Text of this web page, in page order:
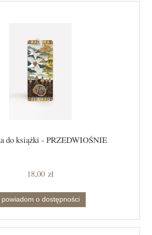
do książki - PRZEDWIOŚNIE
18,00 zł
powiadom o dostępności